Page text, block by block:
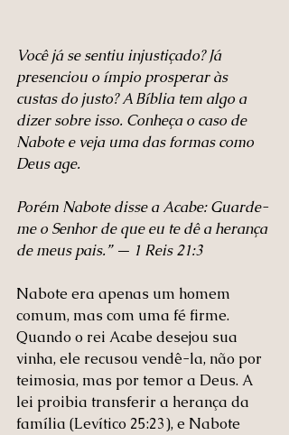
Você já se sentiu injustiçado? Já
presenciou o ímpio prosperar às
custas do justo? A Bíblia tem algo a
dizer sobre isso. Conheça o caso de
Nabote e veja uma das formas como
Deus age.
Porém Nabote disse a Acabe: Guarde-
me o Senhor de que eu te dê a herança
de meus pais.” — 1 Reis 21:3
Nabote era apenas um homem
comum, mas com uma fé firme.
Quando o rei Acabe desejou sua
vinha, ele recusou vendê-la, não por
teimosia, mas por temor a Deus. A
lei proibia transferir a herança da
família (Levítico 25:23), e Nabote